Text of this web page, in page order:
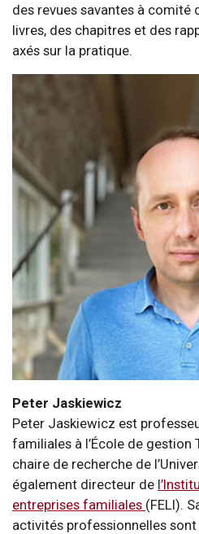
des revues savantes à comité
livres, des chapitres et des
axés sur la pratique.
Peter Jaskiewicz
Peter Jaskiewicz est
familiales à l’École de gestion
chaire de recherche de
également directeur de
entreprises familiales (FELI).
activités professionnelles